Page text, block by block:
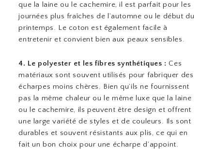
que la laine ou le cachemire, il est parfait pour les
journées plus fraîches de l’automne ou le début du
printemps. Le coton est également facile à
entretenir et convient bien aux peaux sensibles.
4. Le polyester et les fibres synthétiques : Ces
matériaux sont souvent utilisés pour fabriquer des
écharpes moins chères. Bien qu’ils ne fournissent
pas la même chaleur ou le même luxe que la laine
ou le cachemire, ils peuvent être design et offrent
une large variété de styles et de couleurs. Ils sont
durables et souvent résistants aux plis, ce qui en
fait un bon choix pour une écharpe d’appoint.